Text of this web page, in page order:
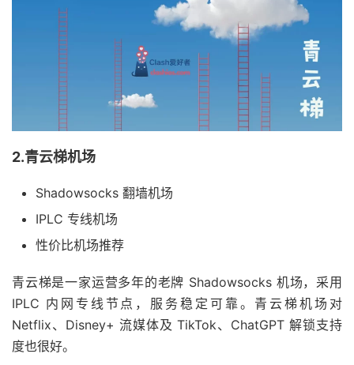
2.青云梯机场
Shadowsocks 翻墙机场
IPLC 专线机场
性价比机场推荐
青云梯是一家运营多年的老牌 Shadowsocks 机场，采用
IPLC 内网专线节点，服务稳定可靠。青云梯机场对
Netflix、Disney+ 流媒体及 TikTok、ChatGPT 解锁支持
度也很好。